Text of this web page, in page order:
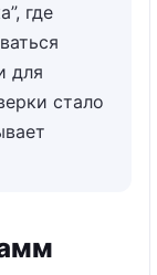
где
для
стало